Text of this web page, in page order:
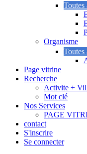
Toutes
Organisme
Toutes
Page vitrine
Recherche
Activite +
Mot clé
Nos Services
PAGE
contact
S'inscrire
Se connecter